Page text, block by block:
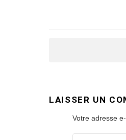
LAISSER UN
Votre adresse